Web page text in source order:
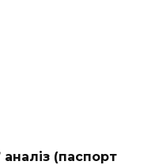
(паспорт